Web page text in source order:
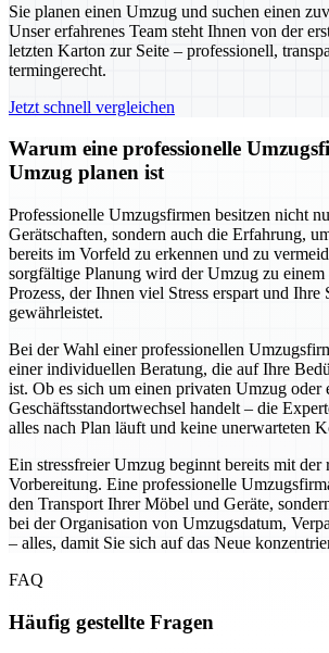
Sie planen einen Umzug und suchen einen
Unser erfahrenes Team steht Ihnen von der
letzten Karton zur Seite – professionell,
termingerecht.
Jetzt schnell vergleichen
Warum eine professionelle
Umzug planen ist
Professionelle Umzugsfirmen besitzen nicht
Gerätschaften, sondern auch die Erfahrung,
bereits im Vorfeld zu erkennen und zu
sorgfältige Planung wird der Umzug zu einem
Prozess, der Ihnen viel Stress erspart und Ihre
gewährleistet.
Bei der Wahl einer professionellen
einer individuellen Beratung, die auf Ihre
ist. Ob es sich um einen privaten Umzug oder
Geschäftsstandortwechsel handelt – die
alles nach Plan läuft und keine unerwarteten
Ein stressfreier Umzug beginnt bereits mit der
Vorbereitung. Eine professionelle
den Transport Ihrer Möbel und Geräte,
bei der Organisation von Umzugsdatum,
– alles, damit Sie sich auf das Neue
FAQ
Häufig gestellte Fragen